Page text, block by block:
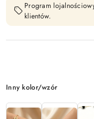
Program
klientów.
Wariant
Inny kolor/wzór